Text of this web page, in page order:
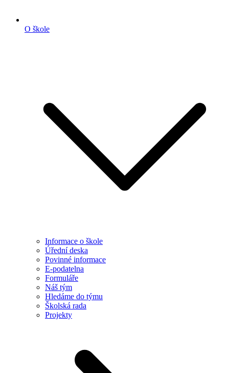
O škole
Informace o škole
Úřední deska
Povinné informace
E-podatelna
Formuláře
Náš tým
Hledáme do týmu
Školská rada
Projekty